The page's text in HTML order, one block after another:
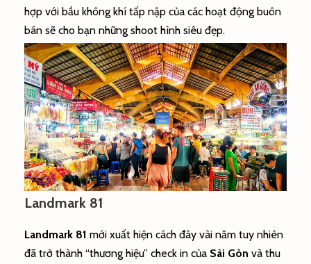
hợp với bầu không khí tấp nập của các hoạt động buôn
bán sẽ cho bạn những shoot hình siêu đẹp.
Landmark 81
Landmark 81 mới xuất hiện cách đây vài năm tuy nhiên
đã trở thành “thương hiệu” check in của Sài Gòn và thu